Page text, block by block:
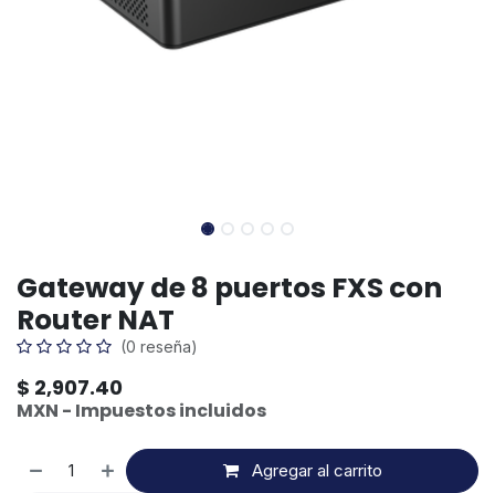
Gateway de 8 puertos FXS con
Router NAT
(0 reseña)
$ 2,907.40
MXN - Impuestos incluidos
Agregar al carrito